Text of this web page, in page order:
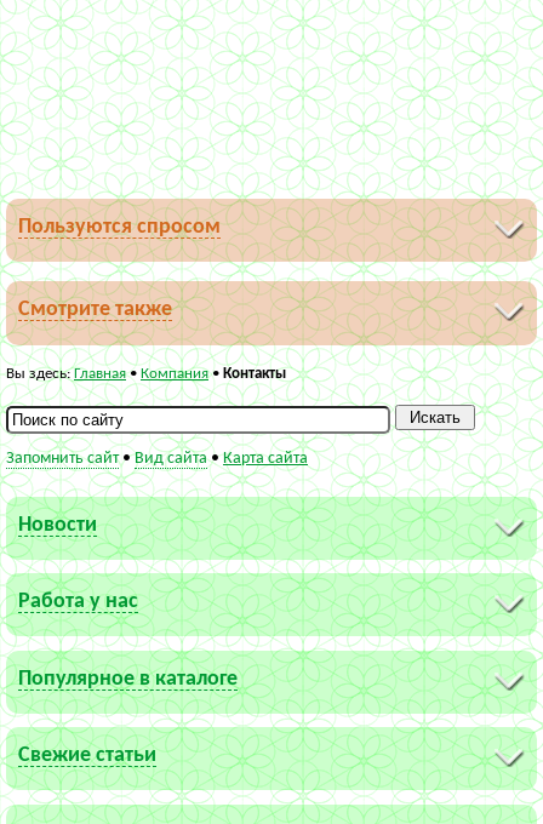
Пользуются спросом
Смотрите также
Вы здесь:Главная• Компания• Контакты
Запомнить сайт•Вид сайта •Карта сайта
Новости
Работа у нас
Популярное в каталоге
Свежие статьи